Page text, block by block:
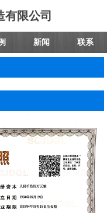
有限公司
新闻 联系